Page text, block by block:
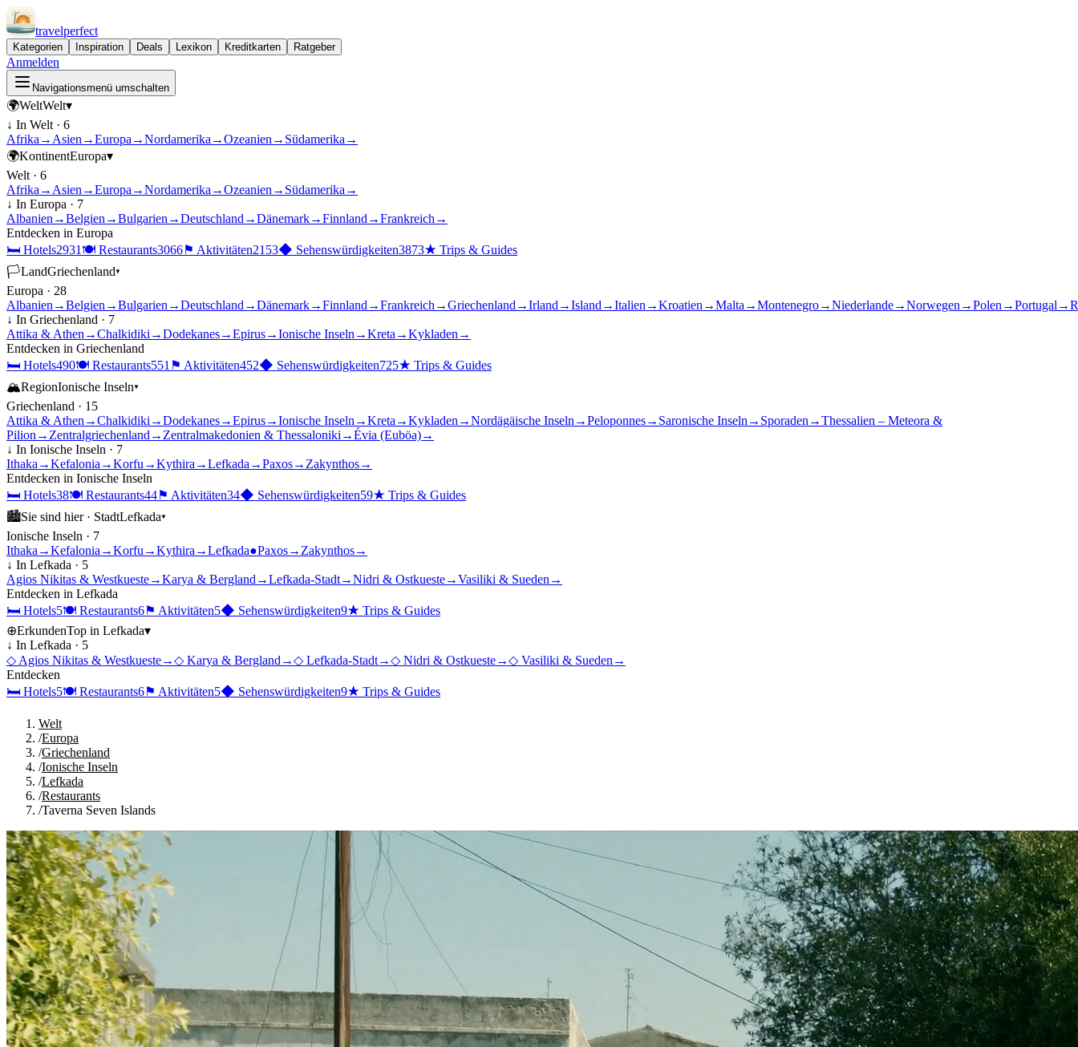
travelperfect
Kategorien Inspiration Deals Lexikon Kreditkarten Ratgeber
Anmelden
Navigationsmenü umschalten
🌍WeltWelt▾
↓ In Welt · 6
Afrika → Asien →Europa →Nordamerika →Ozeanien → Südamerika →
🌍KontinentEuropa▾
Welt · 6
Afrika → Asien →Europa →Nordamerika →Ozeanien → Südamerika →
↓ In Europa · 7
Albanien →Belgien →Bulgarien →Deutschland →Dänemark→Finnland →Frankreich →
Entdecken in Europa
🛏 Hotels2931 🍽 Restaurants3066⚑ Aktivitäten2153◆ Sehenswürdigkeiten3873★ Trips & Guides
🏳LandGriechenland▾
Europa · 28
Albanien →Belgien →Bulgarien →Deutschland →Dänemark→Finnland →Frankreich →Griechenland →Irland →Island →Italien →Kroatien →Malta →Montenegro→Niederlande→Norwegen →Polen →Portugal →
↓ In Griechenland · 7
Attika & Athen →Chalkidiki →Dodekanes→Epirus→Ionische Inseln →Kreta →Kykladen →
Entdecken in Griechenland
🛏 Hotels490🍽 Restaurants551 ⚑ Aktivitäten452◆ Sehenswürdigkeiten725★ Trips & Guides
🏔RegionIonische Inseln▾
Griechenland · 15
Attika & Athen →Chalkidiki →Dodekanes→Epirus→Ionische Inseln →Kreta →Kykladen →Nordägäische Inseln →Peloponnes→ Saronische Inseln → Sporaden →Thessalien – Meteora &
Pilion → Zentralgriechenland → Zentralmakedonien & Thessaloniki →Évia (Euböa)→
↓ In Ionische Inseln · 7
Ithaka →Kefalonia →Korfu →Kythira →Lefkada →Paxos→ Zakynthos→
Entdecken in Ionische Inseln
🛏 Hotels38🍽 Restaurants44⚑ Aktivitäten34◆ Sehenswürdigkeiten59★ Trips & Guides
🏙Sie sind hier · StadtLefkada▾
Ionische Inseln · 7
Ithaka →Kefalonia →Korfu →Kythira →Lefkada●Paxos→ Zakynthos→
↓ In Lefkada · 5
Agios Nikitas & Westkueste→Karya & Bergland →Lefkada-Stadt→Nidri & Ostkueste→Vasiliki & Sueden →
Entdecken in Lefkada
🛏 Hotels5🍽 Restaurants6⚑ Aktivitäten5◆ Sehenswürdigkeiten9★ Trips & Guides
⊕ErkundenTop in Lefkada▾
↓ In Lefkada · 5
◇ Agios Nikitas & Westkueste→◇ Karya & Bergland →◇ Lefkada-Stadt→◇ Nidri & Ostkueste→◇ Vasiliki & Sueden →
Entdecken
🛏 Hotels5🍽 Restaurants6⚑ Aktivitäten5◆ Sehenswürdigkeiten9★ Trips & Guides
Welt
/Europa
/Griechenland
/Ionische Inseln
/Lefkada
/Restaurants
/Taverna Seven Islands